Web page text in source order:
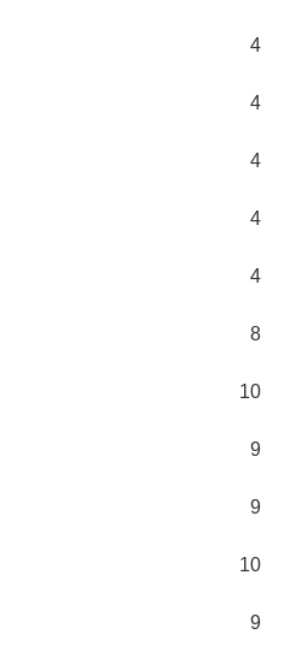
4
4
4
4
4
8
10
9
9
10
9